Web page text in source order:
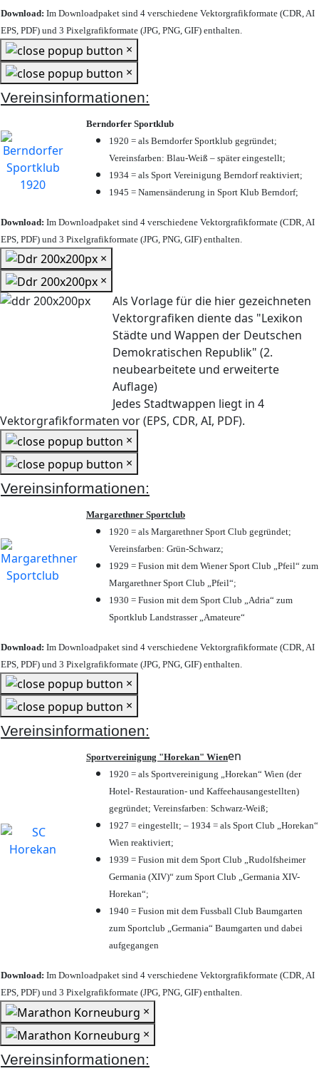
Download: Im Downloadpaket sind 4 verschiedene Vektorgrafikformate (CDR, AI
EPS, PDF) und 3 Pixelgrafikformate (JPG, PNG, GIF) enthalten.
×
×
Vereinsinformationen:
Berndorfer Sportklub
1920 = als Berndorfer Sportklub gegründet;
Vereinsfarben: Blau-Weiß – später eingestellt;
1934 = als Sport Vereinigung Berndorf reaktiviert;
1945 = Namensänderung in Sport Klub Berndorf;
Download: Im Downloadpaket sind 4 verschiedene Vektorgrafikformate (CDR, AI
EPS, PDF) und 3 Pixelgrafikformate (JPG, PNG, GIF) enthalten.
×
×
Als Vorlage für die hier gezeichneten
Vektorgrafiken diente das "Lexikon
Städte und Wappen der Deutschen
Demokratischen Republik" (2.
neubearbeitete und erweiterte
Auflage)
Jedes Stadtwappen liegt in 4
Vektorgrafikformaten vor (EPS, CDR, AI, PDF).
×
×
Vereinsinformationen:
Margarethner Sportclub
1920 = als Margarethner Sport Club gegründet;
Vereinsfarben: Grün-Schwarz;
1929 = Fusion mit dem Wiener Sport Club „Pfeil“ zum
Margarethner Sport Club „Pfeil“;
1930 = Fusion mit dem Sport Club „Adria“ zum
Sportklub Landstrasser „Amateure“
Download: Im Downloadpaket sind 4 verschiedene Vektorgrafikformate (CDR, AI
EPS, PDF) und 3 Pixelgrafikformate (JPG, PNG, GIF) enthalten.
×
×
Vereinsinformationen:
Sportvereinigung "Horekan" Wienen
1920 = als Sportvereinigung „Horekan“ Wien (der
Hotel- Restauration- und Kaffeehausangestellten)
gegründet; Vereinsfarben: Schwarz-Weiß;
1927 = eingestellt; – 1934 = als Sport Club „Horekan“
Wien reaktiviert;
1939 = Fusion mit dem Sport Club „Rudolfsheimer
Germania (XIV)“ zum Sport Club „Germania XIV-
Horekan“;
1940 = Fusion mit dem Fussball Club Baumgarten
zum Sportclub „Germania“ Baumgarten und dabei
aufgegangen
Download: Im Downloadpaket sind 4 verschiedene Vektorgrafikformate (CDR, AI
EPS, PDF) und 3 Pixelgrafikformate (JPG, PNG, GIF) enthalten.
×
×
Vereinsinformationen: